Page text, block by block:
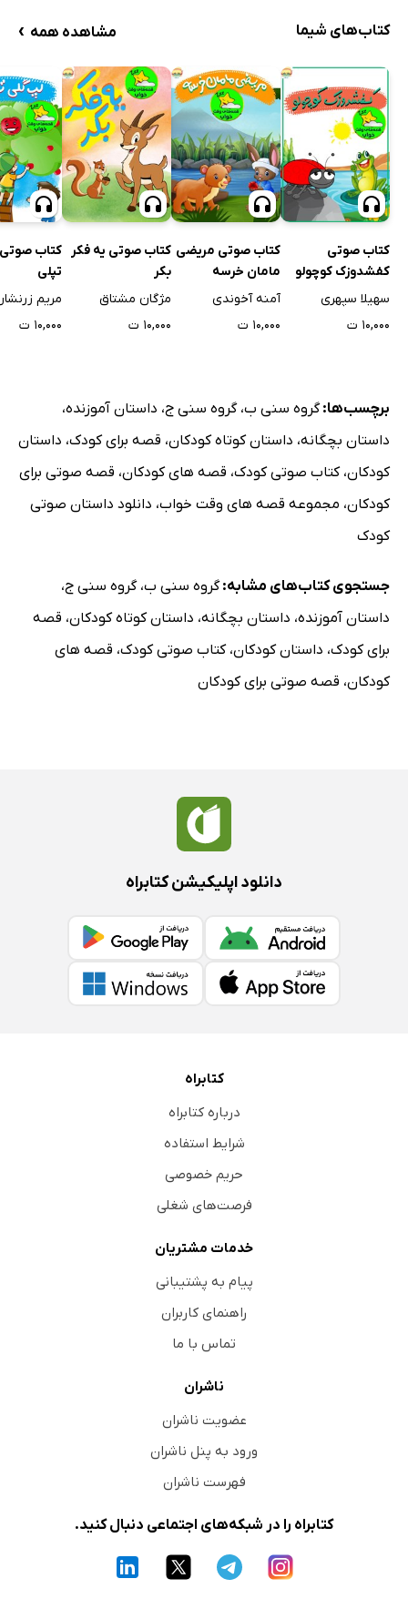
کتاب‌های شیما مشاهده همه ›
کتاب صوتی
کفشدوزک کوچولو
سهیلا سپهری
۱۰,۰۰۰ ت
کتاب صوتی مریضی
مامان خرسه
آمنه آخوندی
۱۰,۰۰۰ ت
کتاب صوتی یه فکر
بکر
مژگان مشتاق
۱۰,۰۰۰ ت
کتاب
تپلی
مریم
۱۰,۰۰۰ ت
برچسب‌ها:گروه سنی ب،گروه سنی ج، داستان آموزنده،
داستان بچگانه، داستان کوتاه کودکان، قصه برای کودک، داستان
کودکان،کتاب صوتی کودک، قصه های کودکان، قصه صوتی برای
کودکان، مجموعه قصه های وقت خواب، دانلود داستان صوتی
کودک
جستجوی کتاب‌های مشابه:گروه سنی ب،گروه سنی ج،
داستان آموزنده، داستان بچگانه، داستان کوتاه کودکان، قصه
برای کودک، داستان کودکان،کتاب صوتی کودک، قصه های
کودکان، قصه صوتی برای کودکان
دانلود اپلیکیشن کتابراه
کتابراه
درباره کتابراه
شرایط استفاده
حریم خصوصی
فرصت‌های شغلی
خدمات مشتریان
پیام به پشتیبانی
راهنمای کاربران
تماس با ما
ناشران
عضویت ناشران
ورود به پنل ناشران
فهرست ناشران
کتابراه را در شبکه‌های اجتماعی دنبال کنید.